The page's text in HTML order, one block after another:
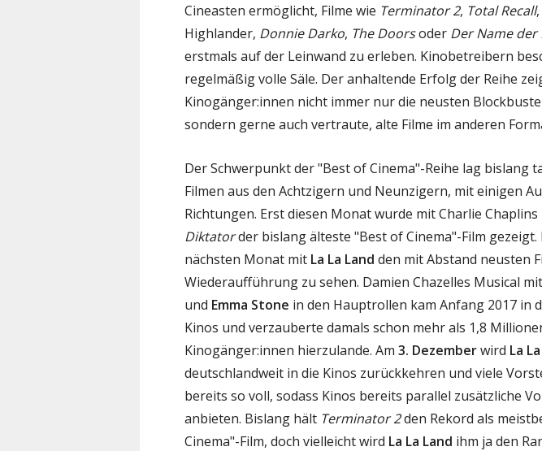
Cineasten ermöglicht, Filme wie Terminator 2, Total Recall
Highlander, Donnie Darko, The Doorsoder Der Name der
erstmals auf der Leinwand zu erleben. Kinobetreibern
regelmäßig volle Säle. Der anhaltende Erfolg der Reihe
Kinogänger:innen nicht immer nur die neusten
sondern gerne auch vertraute, alte Filme im anderen
Der Schwerpunkt der "Best of Cinema"-Reihe lag bislang
Filmen aus den Achtzigern und Neunzigern, mit einigen
Richtungen. Erst diesen Monat wurde mit Charlie Chaplins
Diktatorder bislang älteste "Best of Cinema"-Film
nächsten Monat mit La La Land den mit Abstand neusten
Wiederaufführung zu sehen. Damien Chazelles Musical mit
und Emma Stone in den Hauptrollen kam Anfang 2017 in
Kinos und verzauberte damals schon mehr als 1,8
Kinogänger:innen hierzulande. Am 3. Dezemberwird La
deutschlandweit in die Kinos zurückkehren und viele
bereits so voll, sodass Kinos bereits parallel zusätzliche
anbieten. Bislang hält Terminator 2den Rekord als
Cinema"-Film, doch vielleicht wird La La Land ihm ja den